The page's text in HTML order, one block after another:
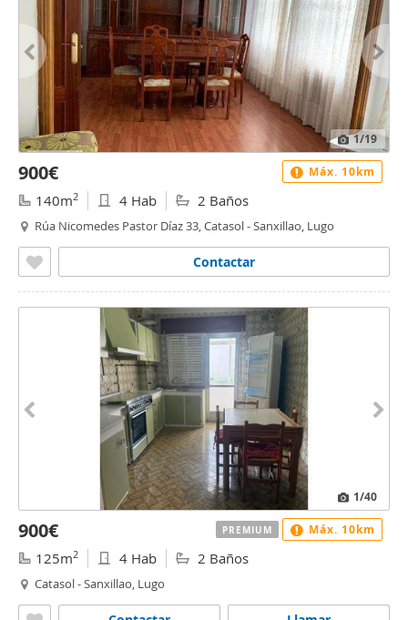
1/19
900€
140m2 4 Hab 2 Baños
Rúa Nicomedes Pastor Díaz 33, Catasol - Sanxillao, Lugo
Contactar
Máx. 10km
1/40
900€
125m2 4 Hab 2 Baños
Catasol - Sanxillao, Lugo
PREMIUM Máx. 10km